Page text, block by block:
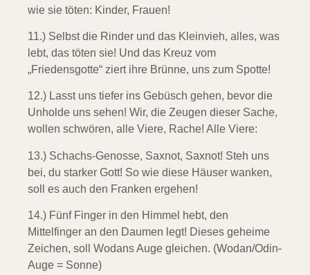
wie sie töten: Kinder, Frauen!
11.) Selbst die Rinder und das Kleinvieh, alles, was
lebt, das töten sie! Und das Kreuz vom
„Friedensgotte“ ziert ihre Brünne, uns zum Spotte!
12.) Lasst uns tiefer ins Gebüsch gehen, bevor die
Unholde uns sehen! Wir, die Zeugen dieser Sache,
wollen schwören, alle Viere, Rache! Alle Viere:
13.) Schachs-Genosse, Saxnot, Saxnot! Steh uns
bei, du starker Gott! So wie diese Häuser wanken,
soll es auch den Franken ergehen!
14.) Fünf Finger in den Himmel hebt, den
Mittelfinger an den Daumen legt! Dieses geheime
Zeichen, soll Wodans Auge gleichen. (Wodan/Odin-
Auge = Sonne)